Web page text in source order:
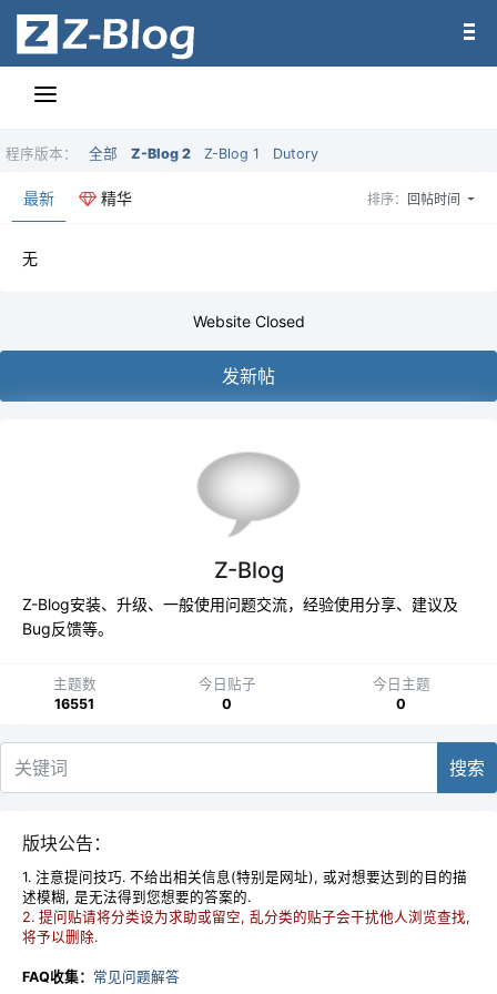
程序版本： 全部 Z-Blog 2 Z-Blog 1 Dutory
最新 精华 排序： 回帖时间
无
Website Closed
发新帖
Z-Blog
Z-Blog安装、升级、一般使用问题交流，经验使用分享、建议及
Bug反馈等。
主题数
16551
今日贴子
0
今日主题
0
搜索
版块公告：
1. 注意提问技巧. 不给出相关信息(特别是网址), 或对想要达到的目的描
述模糊, 是无法得到您想要的答案的.
2. 提问贴请将分类设为求助或留空, 乱分类的贴子会干扰他人浏览查找,
将予以删除.
FAQ收集： 常见问题解答